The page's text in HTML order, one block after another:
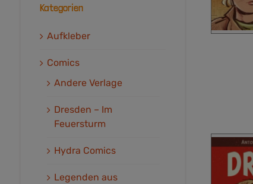
Kategorien
Aufkleber
Comics
Andere Verlage
Dresden – Im
Feuersturm
Hydra Comics
Legenden aus